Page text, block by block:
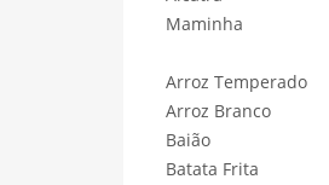
Maminha
Arroz Temperado
Arroz Branco
Baião
Batata Frita